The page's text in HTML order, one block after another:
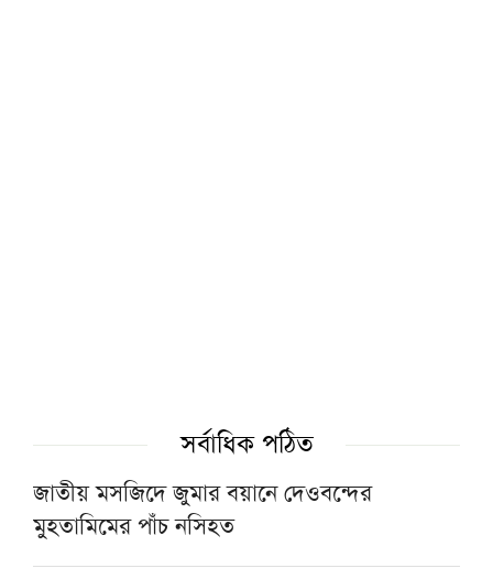
কেন্দ্রীয় নির্বাহী পরিষদ গঠন
মুফতি ইয়াসির নাদিম ওয়াজেদির বিরুদ্ধে ভারতে
মামলা
সর্বাধিক পঠিত
জাতীয় মসজিদে জুমার বয়ানে দেওবন্দের
মুহতামিমের পাঁচ নসিহত